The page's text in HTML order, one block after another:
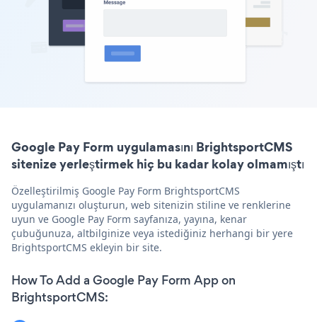
Google Pay Form uygulamasını BrightsportCMS
sitenize yerleştirmek hiç bu kadar kolay olmamıştı
Özelleştirilmiş Google Pay Form BrightsportCMS
uygulamanızı oluşturun, web sitenizin stiline ve renklerine
uyun ve Google Pay Form sayfanıza, yayına, kenar
çubuğunuza, altbilginize veya istediğiniz herhangi bir yere
BrightsportCMS ekleyin bir site.
How To Add a Google Pay Form App on
BrightsportCMS: